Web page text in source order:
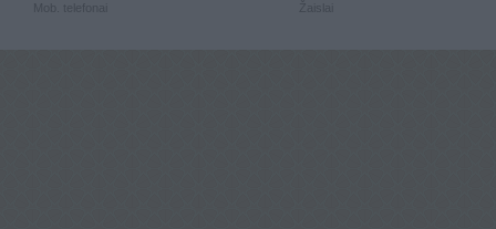
Mob. telefonai
Žaislai